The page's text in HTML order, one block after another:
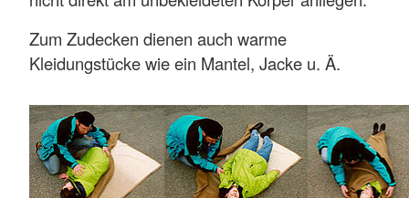
Zum Zudecken dienen auch warme
Kleidungstücke wie ein Mantel, Jacke u. Ä.